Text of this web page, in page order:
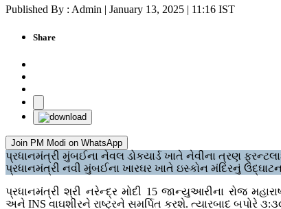
Published By : Admin | January 13, 2025 | 11:16 IST
Share
Join PM Modi on WhatsApp
પ્રધાનમંત્રી મુંબઈના નેવલ ડોકયાર્ડ ખાતે નેવીના ત્રણ
પ્રધાનમંત્રી નવી મુંબઈના ખારઘર ખાતે ઇસ્કોન મંદિરનું
પ્રધાનમંત્રી શ્રી નરેન્દ્ર મોદી 15 જાન્યુઆરીના રોજ
અને INS વાઘશીરને રાષ્ટ્રને સમર્પિત કરશે. ત્યારબાદ બપોરે